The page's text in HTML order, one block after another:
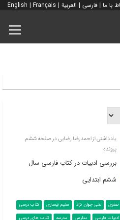
با ما | فارسی | العربية |
English | Français
یادداشتی از احمدرضا رضایی در صفحه ششم
پرونده
بررسی ادبیات در کتاب فارسی سال
ششم ابتدایی
صفری علی جوان نژاد سلیم نیساری
کتاب درسی
فارسی مدارس مدرسه
کتاب های درسی